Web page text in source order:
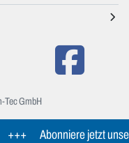
Tec GmbH
+++ Abonniere jetzt